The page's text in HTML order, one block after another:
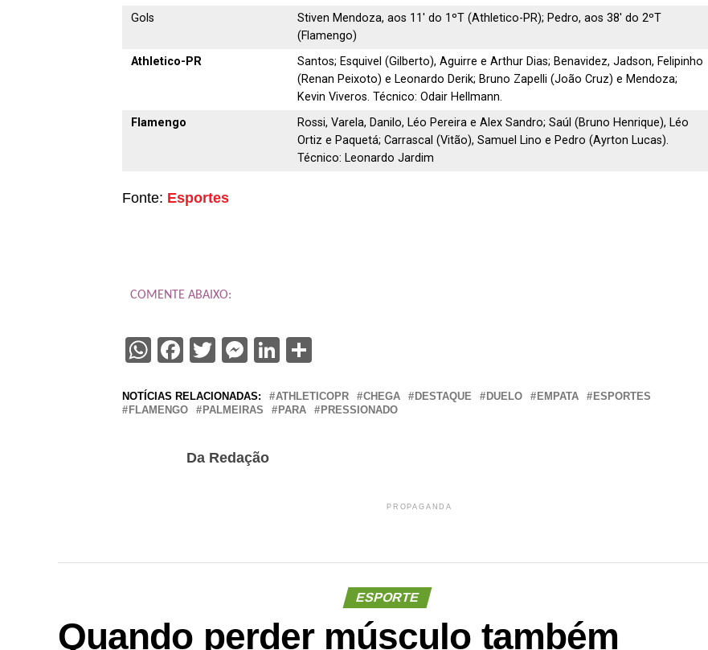
Gols
Stiven Mendoza, aos 11′ do 1ºT (Athletico-PR); Pedro, aos 38′ do 2ºT
(Flamengo)
Athletico-PR
Santos; Esquivel (Gilberto), Aguirre e Arthur Dias; Benavidez, Jadson, Felipinho
(Renan Peixoto) e Leonardo Derik; Bruno Zapelli (João Cruz) e Mendoza;
Kevin Viveros. Técnico: Odair Hellmann.
Flamengo
Rossi, Varela, Danilo, Léo Pereira e Alex Sandro; Saúl (Bruno Henrique), Léo
Ortiz e Paquetá; Carrascal (Vitão), Samuel Lino e Pedro (Ayrton Lucas).
Técnico: Leonardo Jardim
Fonte: Esportes
COMENTE ABAIXO:
WhatsApp
Facebook
Twitter
Messenger
LinkedIn
NOTÍCIAS RELACIONADAS: ATHLETICOPR CHEGA DESTAQUE DUELO EMPATA
ESPORTES
FLAMENGO
PALMEIRAS PARA PRESSIONADO
Da Redação
PROPAGANDA
ESPORTE
Quando perder músculo também